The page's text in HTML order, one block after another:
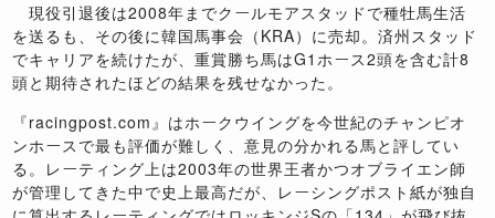
現役引退後は2008年までクールモアスタッドで種牡馬生活
を送るも、その後に韓国馬事会（KRA）に売却。済州スタッド
でキャリアを続けたが、重賞勝ち馬はG1ホース2頭を含む計8
頭と期待されたほどの結果を残せなかった。
『racingpost.com』はホークウイングを今世紀のチャンピオ
ンホースで最も評価が難しく、意見の分かれる馬と評してい
る。レーティング上は2003年の世界王者かつオブライエン師
が管理してきた中で史上最高だが、レーシングポスト紙が独自